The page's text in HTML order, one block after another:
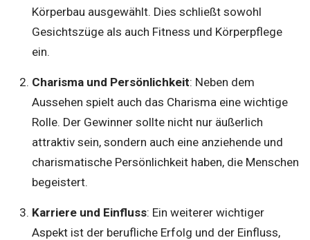
Körperbau ausgewählt. Dies schließt sowohl
Gesichtszüge als auch Fitness und Körperpflege
ein.
Charisma und Persönlichkeit: Neben dem
Aussehen spielt auch das Charisma eine wichtige
Rolle. Der Gewinner sollte nicht nur äußerlich
attraktiv sein, sondern auch eine anziehende und
charismatische Persönlichkeit haben, die Menschen
begeistert.
Karriere und Einfluss: Ein weiterer wichtiger
Aspekt ist der berufliche Erfolg und der Einfluss,